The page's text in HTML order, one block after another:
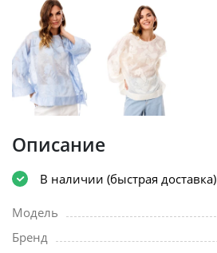
Описание
В наличии (быстрая доставка)
Модель
Бренд